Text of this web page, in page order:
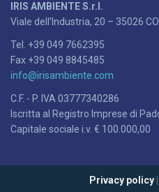
IRIS AMBIENTE S.r.l.
Viale dell’Industria, 20 – 35026
Tel. +39 049 7662395
Fax +39 049 8845485
info@irisambiente.com
C.F. - P. IVA 03777340286
Iscritta al Registro Imprese di
Capitale sociale i.v. € 100.000,00
Privacy policy|